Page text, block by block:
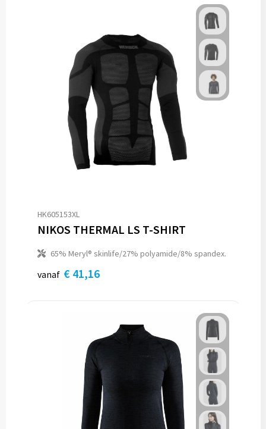
HK605153XL
NIKOS THERMAL LS T-SHIRT
65% Meryl® skinlife/27% polyamide/8% spandex.
vanaf € 41,16